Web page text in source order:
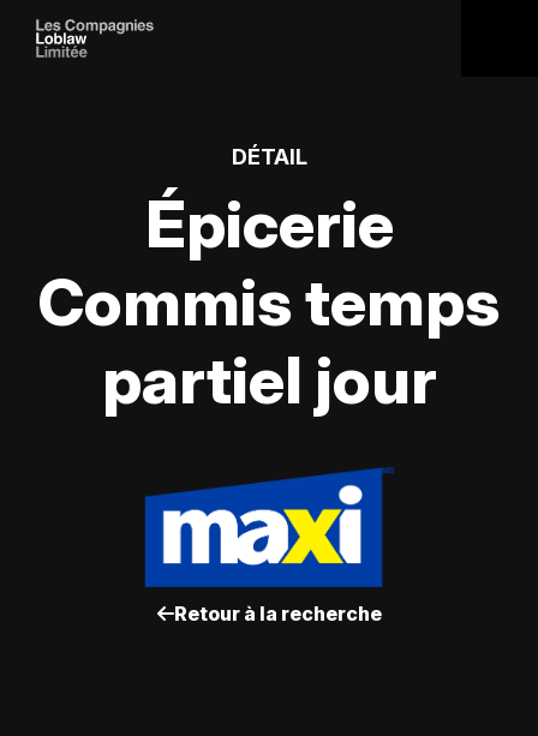
DÉTAIL
Épicerie
Commis temps
partiel jour
Retour à la recherche